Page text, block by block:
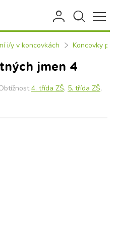
i/y v koncovkách Koncovky
jmen 4
4. třída ZŠ, 5. třída ZŠ,